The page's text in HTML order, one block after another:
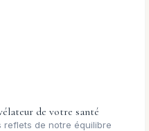
de votre santé
reflets de notre équilibre